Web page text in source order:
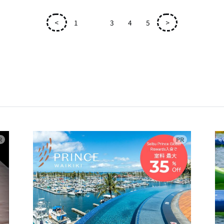
< 1 3 4 5 >
広告